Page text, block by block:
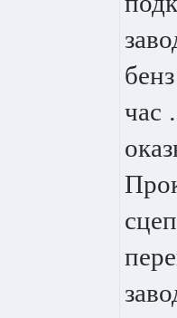
час